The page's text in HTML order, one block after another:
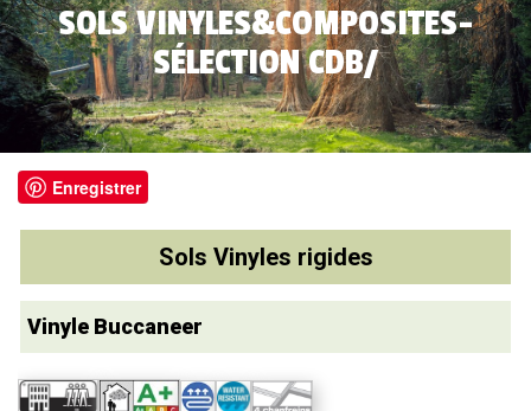
SOLS VINYLES&COMPOSITES-
SÉLECTION CDB/
Enregistrer
Sols Vinyles rigides
Vinyle Buccaneer